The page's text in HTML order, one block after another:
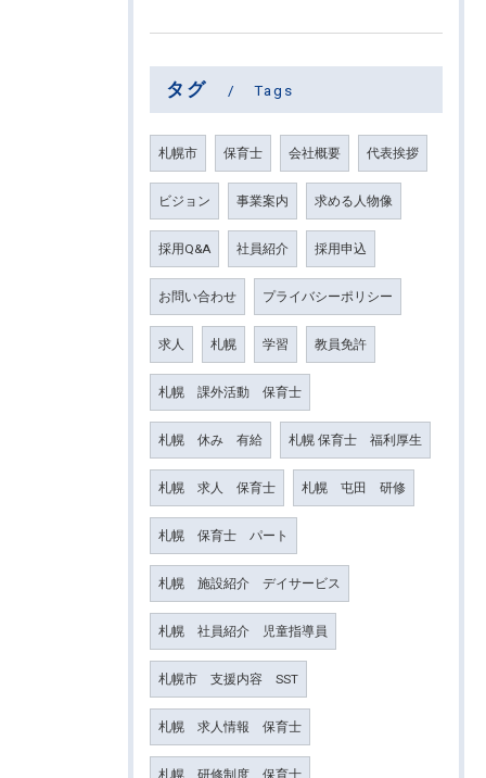
タグ Tags
札幌市 保育士 会社概要 代表挨拶
ビジョン 事業案内 求める人物像
採用Q&A 社員紹介 採用申込
お問い合わせ プライバシーポリシー
求人 札幌 学習 教員免許
札幌 課外活動 保育士
札幌 休み 有給 札幌 保育士 福利厚生
札幌 求人 保育士 札幌 屯田 研修
札幌 保育士 パート
札幌 施設紹介 デイサービス
札幌 社員紹介 児童指導員
札幌市 支援内容 SST
札幌 求人情報 保育士
札幌 研修制度 保育士